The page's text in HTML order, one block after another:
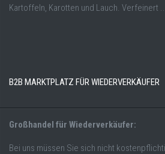
Kartoffeln, Karotten und Lauch. Verfeinert
B2B MARKTPLATZ FÜR WIEDERVERKÄUFER
Großhandel für Wiederverkäufer:
Bei uns müssen Sie sich nicht